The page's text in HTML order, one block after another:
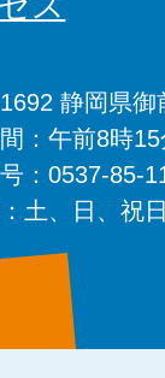
静岡県
：午前8時
：0537-85-
土、日、祝